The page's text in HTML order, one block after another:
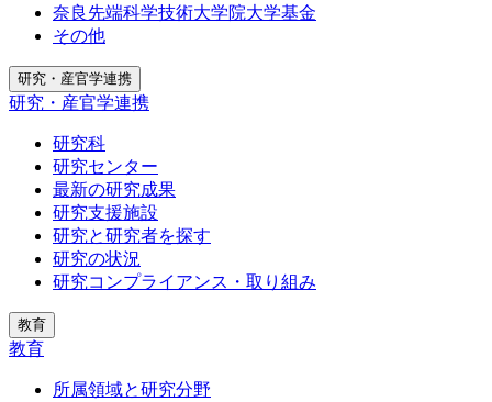
奈良先端科学技術大学院大学基金
その他
研究・産官学連携
研究・産官学連携
研究科
研究センター
最新の研究成果
研究支援施設
研究と研究者を探す
研究の状況
研究コンプライアンス・取り組み
教育
教育
所属領域と研究分野